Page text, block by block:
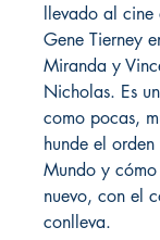
llevado al
Gene Tierney
Miranda y
Nicholas. Es
como pocas,
hunde el
Mundo y
nuevo, con el
conlleva.